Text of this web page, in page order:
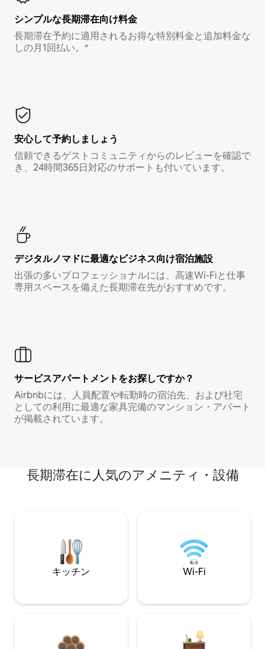
シンプルな長期滞在向け料金
長期滞在予約に適用されるお得な特別料金と追加料金な
しの月1回払い。*
安心して予約しましょう
信頼できるゲストコミュニティからのレビューを確認で
き、24時間365日対応のサポートも付いています。
デジタルノマド⁠に最⁠適⁠なビ⁠ジ⁠ネ⁠ス⁠向⁠け宿⁠泊⁠施⁠設
出張の多いプロフェッショナルには、高速Wi-Fiと仕事
専用スペースを備えた長期滞在先がおすすめです。
サービスアパートメントをお探しですか？
Airbnbには、人員配置や転勤時の宿泊先、および社宅
としての利用に最適な家具完備のマンション・アパート
が掲載されています。
長期滞在に人気のアメニティ・設備
キッチン Wi-Fi